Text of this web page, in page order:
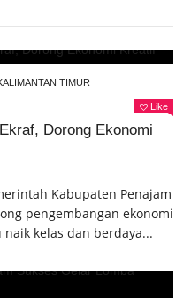
TIMUR
Like
Dorong Ekonomi
Kabupaten Penajam
pengembangan ekonomi
kelas dan berdaya...